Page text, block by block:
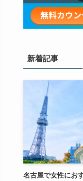
新着記事
名古屋で女性にお